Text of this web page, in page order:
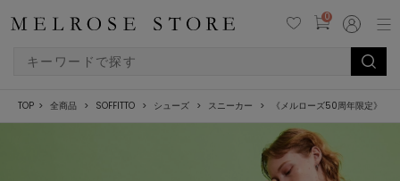
0
TOP 全商品 SOFFITTO シューズ スニーカー 《メルローズ50周年限定》